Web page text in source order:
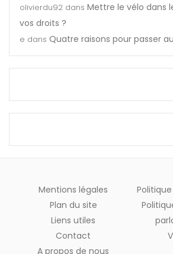
olivierdu92 dans Mettre le vélo dans
vos droits ?
e dans Quatre raisons pour passer
Mentions légales
Plan du site
Liens utiles
Contact
A propos de nous